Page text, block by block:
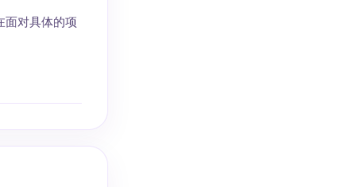
面对具体的项